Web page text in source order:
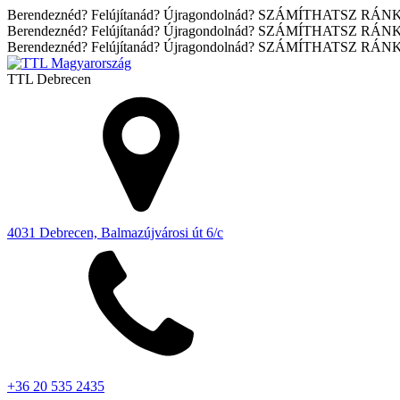
Berendeznéd? Felújítanád? Újragondolnád? SZÁMÍTHATSZ
Berendeznéd? Felújítanád? Újragondolnád? SZÁMÍTHATSZ
Berendeznéd? Felújítanád? Újragondolnád? SZÁMÍTHATSZ
TTL Debrecen
4031 Debrecen, Balmazújvárosi út 6/c
+36 20 535 2435